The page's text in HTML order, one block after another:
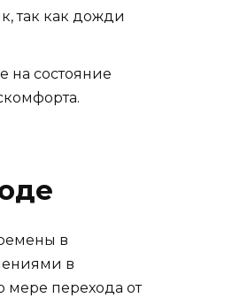
так как дожди
на состояние
в
в
мере перехода от